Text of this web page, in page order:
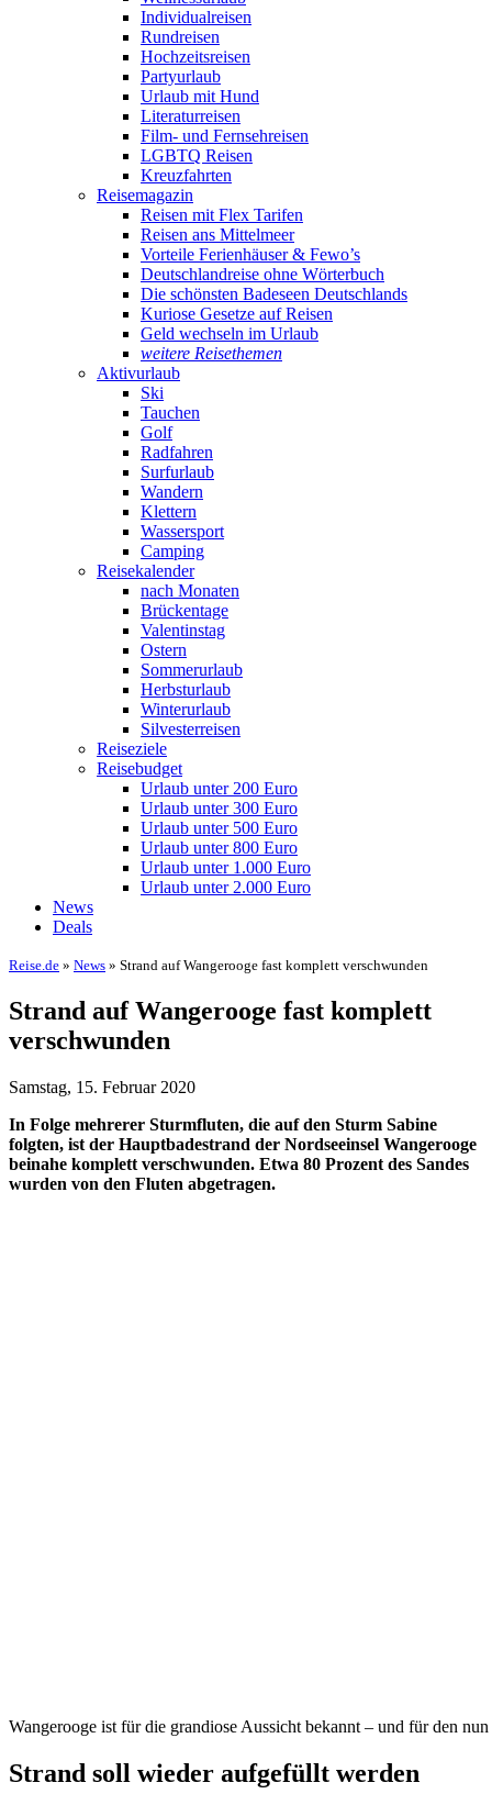
Individualreisen
Rundreisen
Hochzeitsreisen
Partyurlaub
Urlaub mit Hund
Literaturreisen
Film- und Fernsehreisen
LGBTQ Reisen
Kreuzfahrten
Reisemagazin
Reisen mit Flex Tarifen
Reisen ans Mittelmeer
Vorteile Ferienhäuser & Fewo’s
Deutschlandreise ohne Wörterbuch
Die schönsten Badeseen Deutschlands
Kuriose Gesetze auf Reisen
Geld wechseln im Urlaub
weitere Reisethemen
Aktivurlaub
Ski
Tauchen
Golf
Radfahren
Surfurlaub
Wandern
Klettern
Wassersport
Camping
Reisekalender
nach Monaten
Brückentage
Valentinstag
Ostern
Sommerurlaub
Herbsturlaub
Winterurlaub
Silvesterreisen
Reiseziele
Reisebudget
Urlaub unter 200 Euro
Urlaub unter 300 Euro
Urlaub unter 500 Euro
Urlaub unter 800 Euro
Urlaub unter 1.000 Euro
Urlaub unter 2.000 Euro
News
Deals
Reise.de » News » Strand auf Wangerooge fast komplett verschwunden
Strand auf Wangerooge fast komplett
verschwunden
Samstag, 15. Februar 2020
In Folge mehrerer Sturmfluten, die auf den Sturm Sabine
folgten, ist der Hauptbadestrand der Nordseeinsel Wangerooge
beinahe komplett verschwunden. Etwa 80 Prozent des Sandes
wurden von den Fluten abgetragen.
Wangerooge ist für die grandiose Aussicht bekannt – und für den
Strand soll wieder aufgefüllt werden